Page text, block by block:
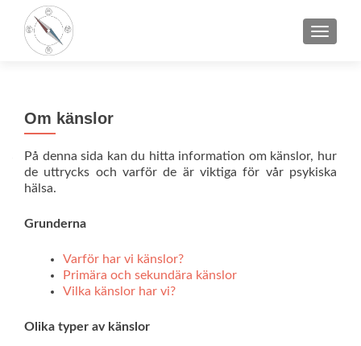
VÄXLA
Om känslor
På denna sida kan du hitta information om känslor, hur
de uttrycks och varför de är viktiga för vår psykiska
hälsa.
Grunderna
Varför har vi känslor?
Primära och sekundära känslor
Vilka känslor har vi?
Olika typer av känslor